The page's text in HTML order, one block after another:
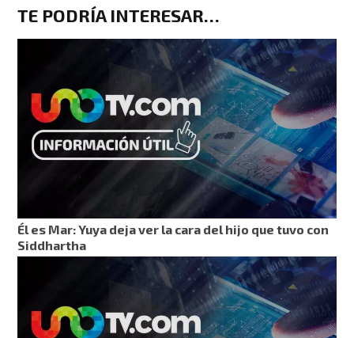
TE PODRÍA INTERESAR…
Él es Mar: Yuya deja ver la cara del hijo que tuvo con
Siddhartha